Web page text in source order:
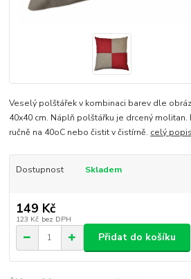
Veselý polštářek v kombinaci barev dle
40x40 cm. Náplň polštářku je drcený
ručně na 40oC nebo čistit v čistírně. celý popis
Dostupnost Skladem
149 Kč
123 Kč bez DPH
Přidat do košíku